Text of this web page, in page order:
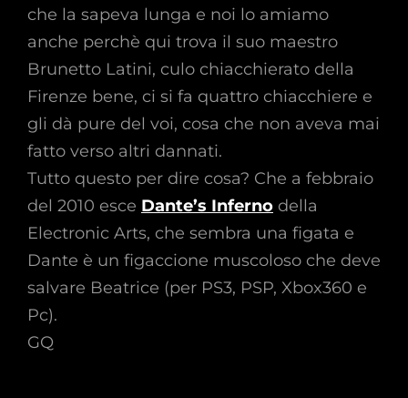
che la sapeva lunga e noi lo amiamo
anche perchè qui trova il suo maestro
Brunetto Latini, culo chiacchierato della
Firenze bene, ci si fa quattro chiacchiere e
gli dà pure del voi, cosa che non aveva mai
fatto verso altri dannati.
Tutto questo per dire cosa? Che a febbraio
del 2010 esce Dante’s Inferno della
Electronic Arts, che sembra una figata e
Dante è un figaccione muscoloso che deve
salvare Beatrice (per PS3, PSP, Xbox360 e
Pc).
GQ